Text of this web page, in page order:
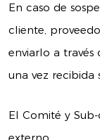
En caso de
cliente,
enviarlo a
una vez recibida
El Comité y